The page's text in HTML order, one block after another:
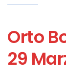
Orto
29